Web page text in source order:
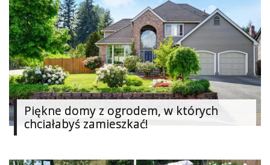
Piękne domy z ogrodem, w których
chciałabyś zamieszkać!